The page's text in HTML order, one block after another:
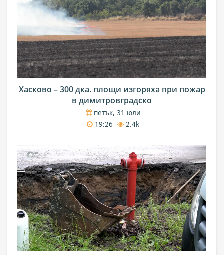
Хасково – 300 дка. площи изгоряха при пожар
в димитровградско
петък, 31 юли
19:26
2.4k